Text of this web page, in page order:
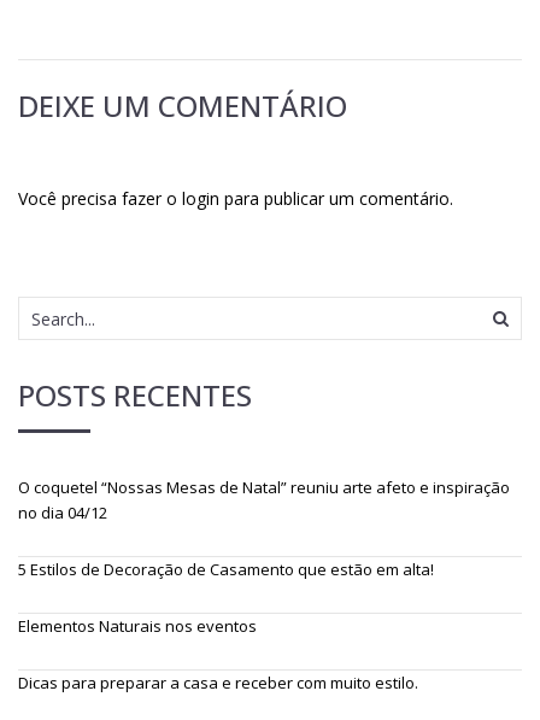
DEIXE UM COMENTÁRIO
Você precisa fazer o login para publicar um comentário.
POSTS RECENTES
O coquetel “Nossas Mesas de Natal” reuniu arte afeto e inspiração
no dia 04/12
5 Estilos de Decoração de Casamento que estão em alta!
Elementos Naturais nos eventos
Dicas para preparar a casa e receber com muito estilo.